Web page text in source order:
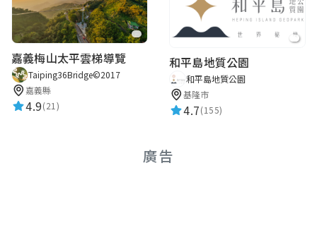
嘉義梅山太平雲梯導覽
Taiping36Bridge©2017
嘉義縣
4.9(21)
和平島地質公園
和平島地質公園
基隆市
4.7(155)
廣告